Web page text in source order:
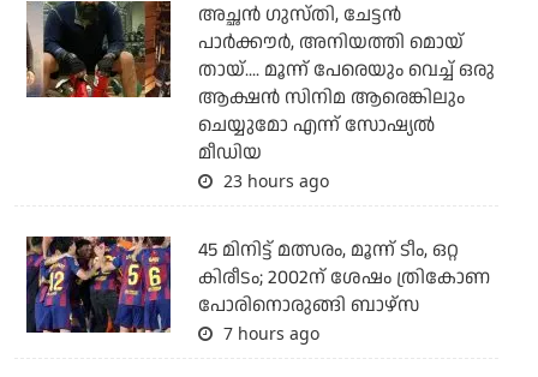
അച്ഛന്‍ ഗുസ്തി, ചേട്ടന്‍
പാര്‍ക്കൗര്‍, അനിയത്തി മൊയ്
തായ്.... മൂന്ന് പേരെയും വെച്ച് ഒരു
ആക്ഷന്‍ സിനിമ ആരെങ്കിലും
ചെയ്യുമോ എന്ന് സോഷ്യല്‍
മീഡിയ
23 hours ago
45 മിനിട്ട് മത്സരം, മൂന്ന് ടീം, ഒറ്റ
കിരീടം; 2002ന് ശേഷം ത്രികോണ
പോരിനൊരുങ്ങി ബാഴ്‌സ
7 hours ago